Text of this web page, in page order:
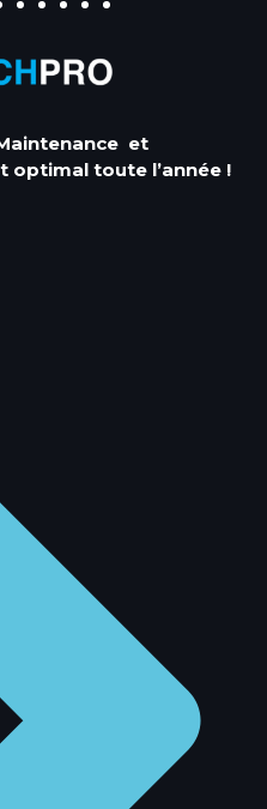
Antibes
Cannes
Mandelieu
Monaco
et
optimal toute l’année !